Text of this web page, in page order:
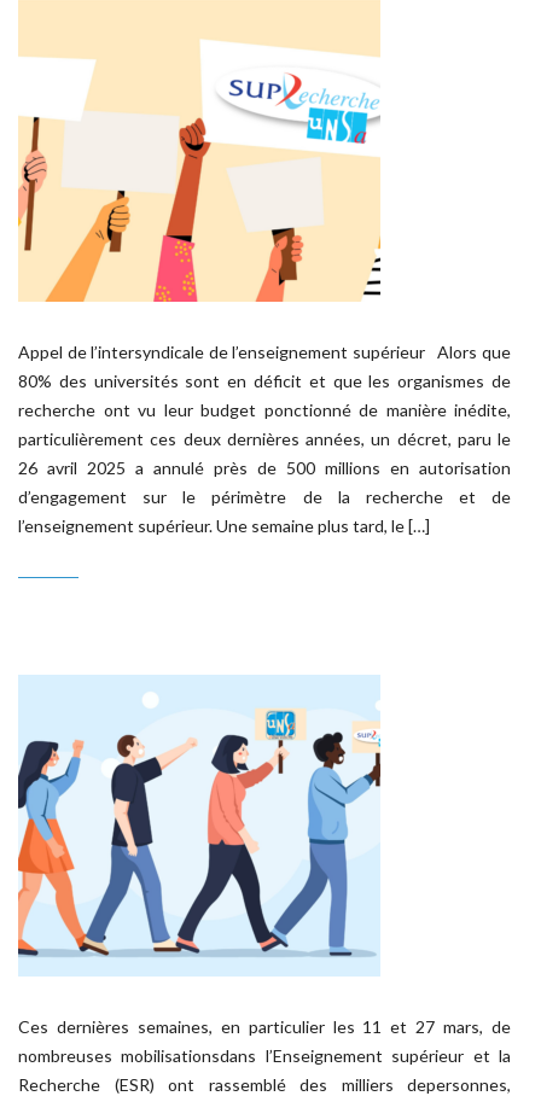
Appel de l’intersyndicale de l’enseignement supérieur Alors que
80% des universités sont en déficit et que les organismes de
recherche ont vu leur budget ponctionné de manière inédite,
particulièrement ces deux dernières années, un décret, paru le
26 avril 2025 a annulé près de 500 millions en autorisation
d’engagement sur le périmètre de la recherche et de
l’enseignement supérieur. Une semaine plus tard, le […]
Ces dernières semaines, en particulier les 11 et 27 mars, de
nombreuses mobilisationsdans l’Enseignement supérieur et la
Recherche (ESR) ont rassemblé des milliers depersonnes,